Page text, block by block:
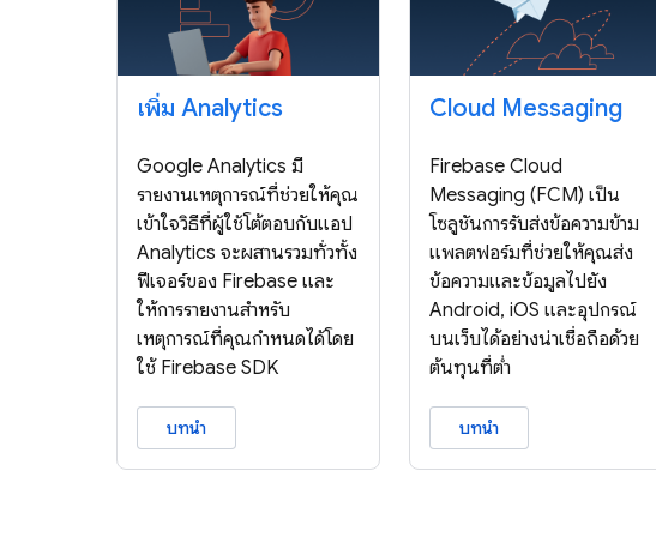
เพิ่ม Analytics
Google Analytics มี
รายงานเหตุการณ์ที่ช่วยให้คุณ
เข้าใจวิธีที่ผู้ใช้โต้ตอบกับแอป
Analytics จะผสานรวมทั่วทั้ง
ฟีเจอร์ของ Firebase และ
ให้การรายงานสำหรับ
เหตุการณ์ที่คุณกำหนดได้โดย
ใช้ Firebase SDK
บทนำ
Cloud Messaging
Firebase Cloud
Messaging (FCM) เป็น
โซลูชันการรับส่งข้อความข้าม
แพลตฟอร์มที่ช่วยให้คุณส่ง
ข้อความและข้อมูลไปยัง
Android, iOS และอุปกรณ์
บนเว็บได้อย่างน่าเชื่อถือด้วย
ต้นทุนที่ต่ำ
บทนำ